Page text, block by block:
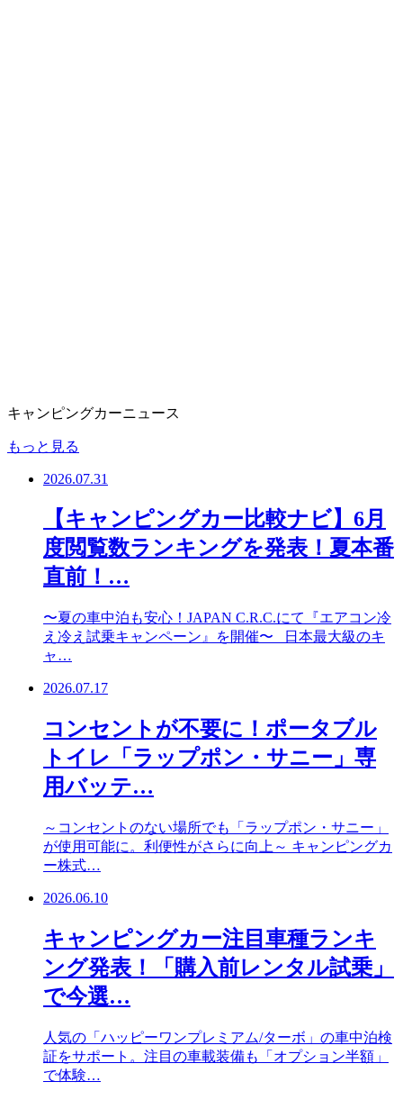
キャンピングカーニュース
もっと見る
2026.07.31
【キャンピングカー比較ナビ】6月
度閲覧数ランキングを発表！夏本番
直前！…
〜夏の車中泊も安心！JAPAN C.R.C.にて『エアコン冷
え冷え試乗キャンペーン』を開催〜 日本最大級のキ
ャ…
2026.07.17
コンセントが不要に！ポータブル
トイレ「ラップポン・サニー」専
用バッテ…
～コンセントのない場所でも「ラップポン・サニー」
が使用可能に。利便性がさらに向上～ キャンピングカ
ー株式…
2026.06.10
キャンピングカー注目車種ランキ
ング発表！「購入前レンタル試乗」
で今選…
人気の「ハッピーワンプレミアム/ターボ」の車中泊検
証をサポート。注目の車載装備も「オプション半額」
で体験…